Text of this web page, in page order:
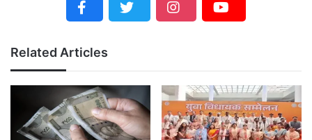
साल से कम उम्र के बच्चों को मोबाइल फोन नहीं दिया जाना
गया कि समाज के हर एक व्यक्ति तक सैयदना का यह संदेश
पहुंचाएं और इस बारे में जागरूक किया जाए।
शारीरिक गतिविधियां बढ़ाने का उद्देश्य
Related Articles